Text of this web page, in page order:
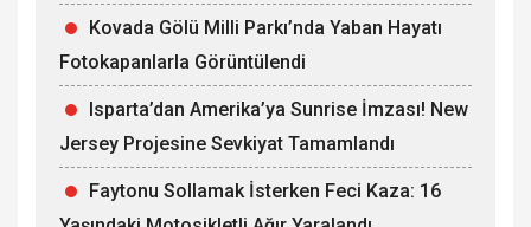
Kovada Gölü Milli Parkı’nda Yaban Hayatı
Fotokapanlarla Görüntülendi
Isparta’dan Amerika’ya Sunrise İmzası! New
Jersey Projesine Sevkiyat Tamamlandı
Faytonu Sollamak İsterken Feci Kaza: 16